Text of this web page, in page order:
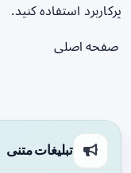
پرکاربرد استفاده کنید.
صفحه اصلی
تبلیغات متنی